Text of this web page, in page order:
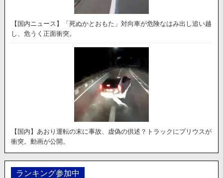
【国内ニュース】「死ぬかとおもた」対向車が危険なはみ出し追い越
し、危うく正面衝突。
【国内】あおり運転の末に事故、虚偽の供述？トラックにプリウスが
衝突。動画が公開。
ランキング参加中